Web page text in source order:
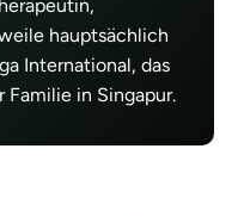
hauptsächlich
International, das
in Singapur.